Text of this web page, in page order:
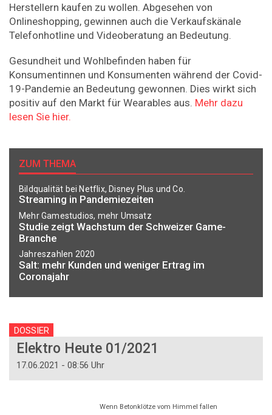
Herstellern kaufen zu wollen. Abgesehen von
Onlineshopping, gewinnen auch die Verkaufskänale
Telefonhotline und Videoberatung an Bedeutung.
Gesundheit und Wohlbefinden haben für
Konsumentinnen und Konsumenten während der Covid-
19-Pandemie an Bedeutung gewonnen. Dies wirkt sich
positiv auf den Markt für Wearables aus. Mehr dazu
lesen Sie hier.
ZUM THEMA
Bildqualität bei Netflix, Disney Plus und Co.
Streaming in Pandemiezeiten
Mehr Gamestudios, mehr Umsatz
Studie zeigt Wachstum der Schweizer Game-
Branche
Jahreszahlen 2020
Salt: mehr Kunden und weniger Ertrag im
Coronajahr
DOSSIER
Elektro Heute 01/2021
17.06.2021 - 08:56 Uhr
Wenn Betonklötze vom Himmel fallen